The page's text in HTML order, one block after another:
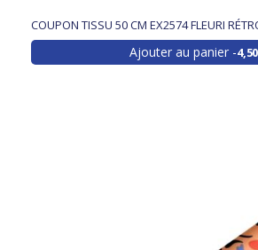
COUPON TISSU 50 CM EX2574 FLEURI
Ajouter au panier